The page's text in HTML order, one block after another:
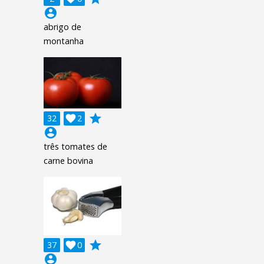
account_circle
abrigo de
montanha
32 2

grade
account_circle
três tomates de
carne bovina
37 0

grade
account_circle